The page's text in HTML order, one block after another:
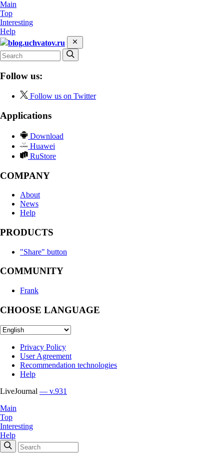
Main
Top
Interesting
Help
blog.uchvatov.ru
Follow us:
Follow us on Twitter
Applications
Download
Huawei
RuStore
COMPANY
About
News
Help
PRODUCTS
"Share" button
COMMUNITY
Frank
CHOOSE LANGUAGE
Privacy Policy
User Agreement
Recommendation technologies
Help
LiveJournal — v.931
Main
Top
Interesting
Help